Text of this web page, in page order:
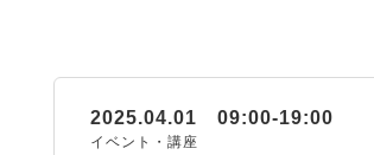
2025.04.01 09:00-19:00
イベント・講座